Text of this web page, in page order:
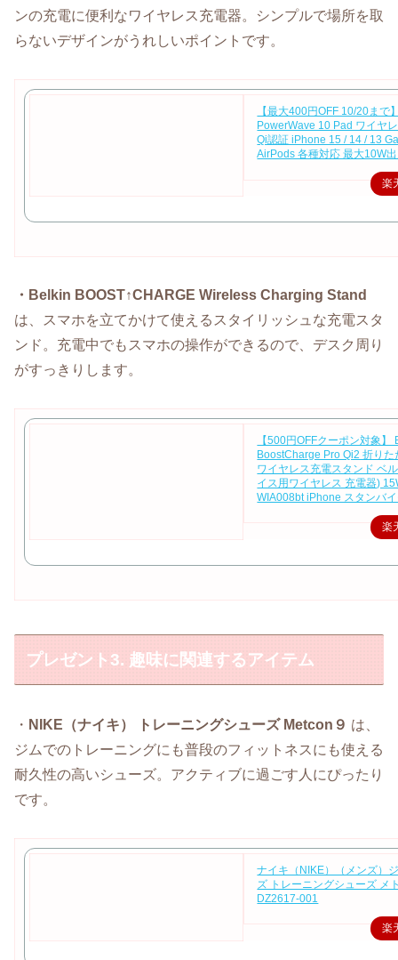
ンの充電に便利なワイヤレス充電器。シンプルで場所を取
らないデザインがうれしいポイントです。
【最大400円OFF 10/20まで
PowerWave 10 Pad ワイヤ
Qi認証 iPhone 15 / 14 / 13
AirPods 各種対応 最大10W
楽
・Belkin BOOST↑CHARGE Wireless Charging Stand
は、スマホを立てかけて使えるスタイリッシュな充電スタ
ンド。充電中でもスマホの操作ができるので、デスク周り
がすっきりします。
【500円OFFクーポン対象】
BoostCharge Pro Qi2 折りた
ワイヤレス充電スタンド ベ
イス用ワイヤレス 充電器)
WIA008bt iPhone スタンバ
楽
プレゼント3. 趣味に関連するアイテム
・ NIKE（ナイキ） トレーニングシューズ Metcon９ は、
ジムでのトレーニングにも普段のフィットネスにも使える
耐久性の高いシューズ。アクティブに過ごす人にぴったり
です。
ナイキ（NIKE）（メンズ）
ズ トレーニングシューズ メ
DZ2617-001
楽